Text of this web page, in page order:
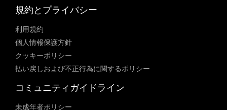
規約とプライバシー
利用規約
個人情報保護方針
クッキーポリシー
払い戻しおよび不正行為に関するポリシー
コミュニティガイドライン
未成年者ポリシー